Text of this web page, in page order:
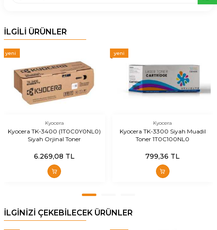
İLGİLİ ÜRÜNLER
yeni
Kyocera
Kyocera TK-3400 (1T0C0Y0NL0)
Siyah Orjinal Toner
6.269,08 TL
yeni
Kyocera
Kyocera TK-3300 Siyah Muadil
Toner 1T0C100NL0
799,36 TL
İLGİNİZİ ÇEKEBİLECEK ÜRÜNLER